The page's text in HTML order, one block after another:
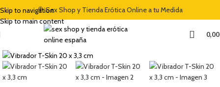
Skip to navigation
Skip to main content
🍭 Sex Shop y Tienda Erótica Online a tu Medida
Clic para ampliar